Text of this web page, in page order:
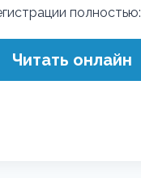
полностью:
Читать онлайн